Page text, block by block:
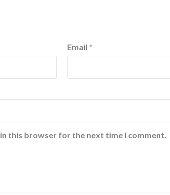
Email *
this browser for the next time I comment.